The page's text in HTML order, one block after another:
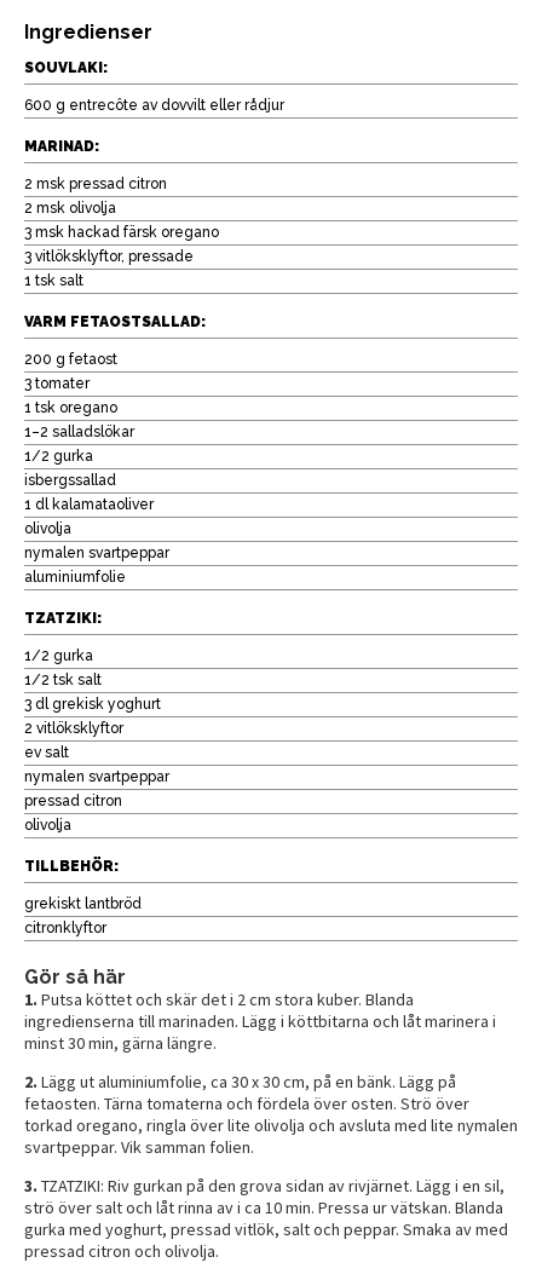
Ingredienser
SOUVLAKI:
600 g entrecôte av dovvilt eller rådjur
MARINAD:
2 msk pressad citron
2 msk olivolja
3 msk hackad färsk oregano
3 vitlöksklyftor, pressade
1 tsk salt
VARM FETAOSTSALLAD:
200 g fetaost
3 tomater
1 tsk oregano
1–2 salladslökar
1/2 gurka
isbergssallad
1 dl kalamataoliver
olivolja
nymalen svartpeppar
aluminiumfolie
TZATZIKI:
1/2 gurka
1/2 tsk salt
3 dl grekisk yoghurt
2 vitlöksklyftor
ev salt
nymalen svartpeppar
pressad citron
olivolja
TILLBEHÖR:
grekiskt lantbröd
citronklyftor
Gör så här
1. Putsa köttet och skär det i 2 cm stora kuber. Blanda
ingredienserna till marinaden. Lägg i köttbitarna och låt marinera i
minst 30 min, gärna längre.
2. Lägg ut aluminiumfolie, ca 30 x 30 cm, på en bänk. Lägg på
fetaosten. Tärna tomaterna och fördela över osten. Strö över
torkad oregano, ringla över lite olivolja och avsluta med lite nymalen
svartpeppar. Vik samman folien.
3. TZATZIKI: Riv gurkan på den grova sidan av rivjärnet. Lägg i en sil,
strö över salt och låt rinna av i ca 10 min. Pressa ur vätskan. Blanda
gurka med yoghurt, pressad vitlök, salt och peppar. Smaka av med
pressad citron och olivolja.